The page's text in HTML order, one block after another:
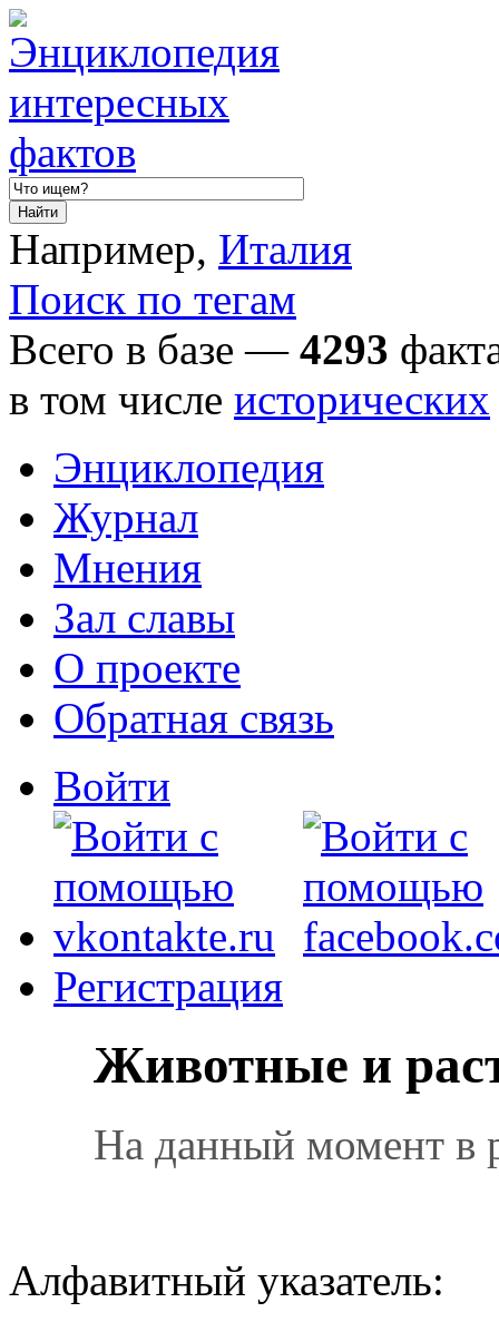
Например, Италия
Поиск по тегам
Всего в базе — 4293
в том числе исторических
Энциклопедия
Журнал
Мнения
Зал славы
О проекте
Обратная связь
Войти
Регистрация
Животные и
На данный момент в
Алфавитный указатель: